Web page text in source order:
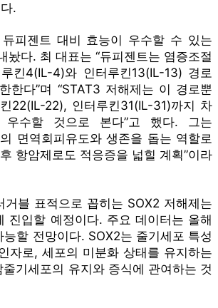
.
피젠트 대비 효능이 우수할 수 있는
놨다. 최 대표는 “듀피젠트는 염증조절
킨4(IL-4)와 인터루킨13(IL-13) 경로
한다”며 “STAT3 저해제는 이 경로뿐
22(IL-22), 인터루킨31(IL-31)까지 차
수할 것으로 본다”고 했다. 그는
면역회피유도와 생존을 돕는 역할로
항암제로도 적응증을 넓힐 계획”이라
거블 표적으로 꼽히는 SOX2 저해제는
진입할 예정이다. 주요 데이터는 올해
할 전망이다. SOX2는 줄기세포 특성
자로, 세포의 미분화 상태를 유지하는
기세포의 유지와 증식에 관여하는 것